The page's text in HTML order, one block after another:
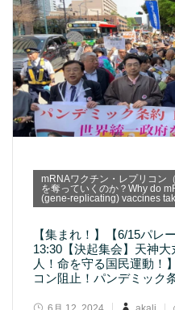
mRNAワクチン・レプリコン
を奪っていくのか？Why do
(gene-replicating) vaccines
【集まれ！】【6/15パレ
13:30【決起集会】天神
人！命を守る国民運動！
コン阻止！パンデミック